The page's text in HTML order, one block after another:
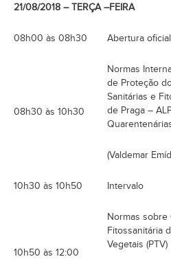
21/08/2018 – TERÇA –FEIRA
08h00 às 08h30 Abertura oficial
08h30 às 10h30
Normas
de Proteção
Sanitárias e
de Praga –
(Valdemar
10h30 às 10h50 Intervalo
10h50 às 12:00
Normas sobre
Fitossanitária
Vegetais (PTV)